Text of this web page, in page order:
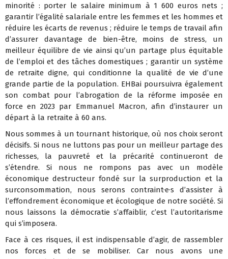
minorité : porter le salaire minimum à 1 600 euros nets ;
garantir l’égalité salariale entre les femmes et les hommes et
réduire les écarts de revenus ; réduire le temps de travail afin
d’assurer davantage de bien-être, moins de stress, un
meilleur équilibre de vie ainsi qu’un partage plus équitable
de l’emploi et des tâches domestiques ; garantir un système
de retraite digne, qui conditionne la qualité de vie d’une
grande partie de la population. EHBai poursuivra également
son combat pour l’abrogation de la réforme imposée en
force en 2023 par Emmanuel Macron, afin d’instaurer un
départ à la retraite à 60 ans.
Nous sommes à un tournant historique, où nos choix seront
décisifs. Si nous ne luttons pas pour un meilleur partage des
richesses, la pauvreté et la précarité continueront de
s’étendre. Si nous ne rompons pas avec un modèle
économique destructeur fondé sur la surproduction et la
surconsommation, nous serons contraint·e·s d’assister à
l’effondrement économique et écologique de notre société. Si
nous laissons la démocratie s’affaiblir, c’est l’autoritarisme
qui s’imposera.
Face à ces risques, il est indispensable d’agir, de rassembler
nos forces et de se mobiliser. Car nous avons une